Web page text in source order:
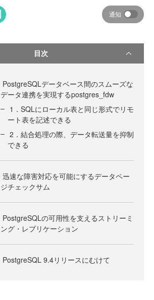
通知
目次
PostgreSQLデータベース間のスムーズな
データ連携を実現するpostgres_fdw
1．SQLにローカル表と同じ形式でリモ
ート表を記述できる
2．結合処理の際、データ転送量を抑制
できる
迅速な障害対応を可能にするデータペー
ジチェックサム
PostgreSQLの可用性を支えるストリーミ
ング・レプリケーション
PostgreSQL 9.4リリースにむけて